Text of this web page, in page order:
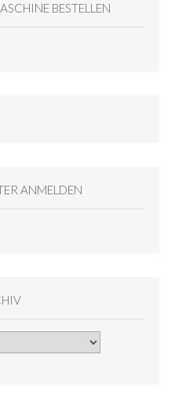
BESTELLEN
ANMELDEN